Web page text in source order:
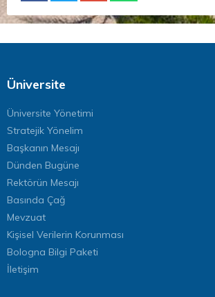
Üniversite
Üniversite Yönetimi
Stratejik Yönelim
Başkanın Mesajı
Dünden Bugüne
Rektörün Mesajı
Basında Çağ
Mevzuat
Kişisel Verilerin Korunması
Bologna Bilgi Paketi
İletişim